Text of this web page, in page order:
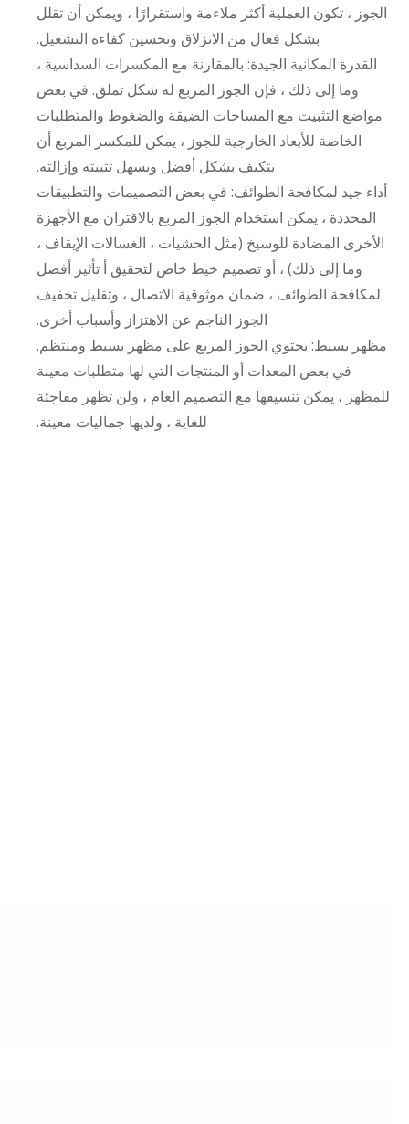
الجوز ، تكون العملية أكثر ملاءمة واستقرارًا ، ويمكن أن تقلل
بشكل فعال من الانزلاق وتحسين كفاءة التشغيل.
القدرة المكانية الجيدة: بالمقارنة مع المكسرات السداسية ،
وما إلى ذلك ، فإن الجوز المربع له شكل تملق. في بعض
مواضع التثبيت مع المساحات الضيقة والضغوط والمتطلبات
الخاصة للأبعاد الخارجية للجوز ، يمكن للمكسر المربع أن
يتكيف بشكل أفضل ويسهل تثبيته وإزالته.
أداء جيد لمكافحة الطوائف: في بعض التصميمات والتطبيقات
المحددة ، يمكن استخدام الجوز المربع بالاقتران مع الأجهزة
الأخرى المضادة للوسيخ (مثل الحشيات ، الغسالات الإيقاف ،
وما إلى ذلك) ، أو تصميم خيط خاص لتحقيق أ تأثير أفضل
لمكافحة الطوائف ، ضمان موثوقية الاتصال ، وتقليل تخفيف
الجوز الناجم عن الاهتزاز وأسباب أخرى.
مظهر بسيط: يحتوي الجوز المربع على مظهر بسيط ومنتظم.
في بعض المعدات أو المنتجات التي لها متطلبات معينة
للمظهر ، يمكن تنسيقها مع التصميم العام ، ولن تظهر مفاجئة
للغاية ، ولديها جماليات معينة.